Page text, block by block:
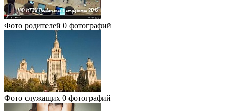
Фото родителей 0 фотографий
Фото служащих 0 фотографий